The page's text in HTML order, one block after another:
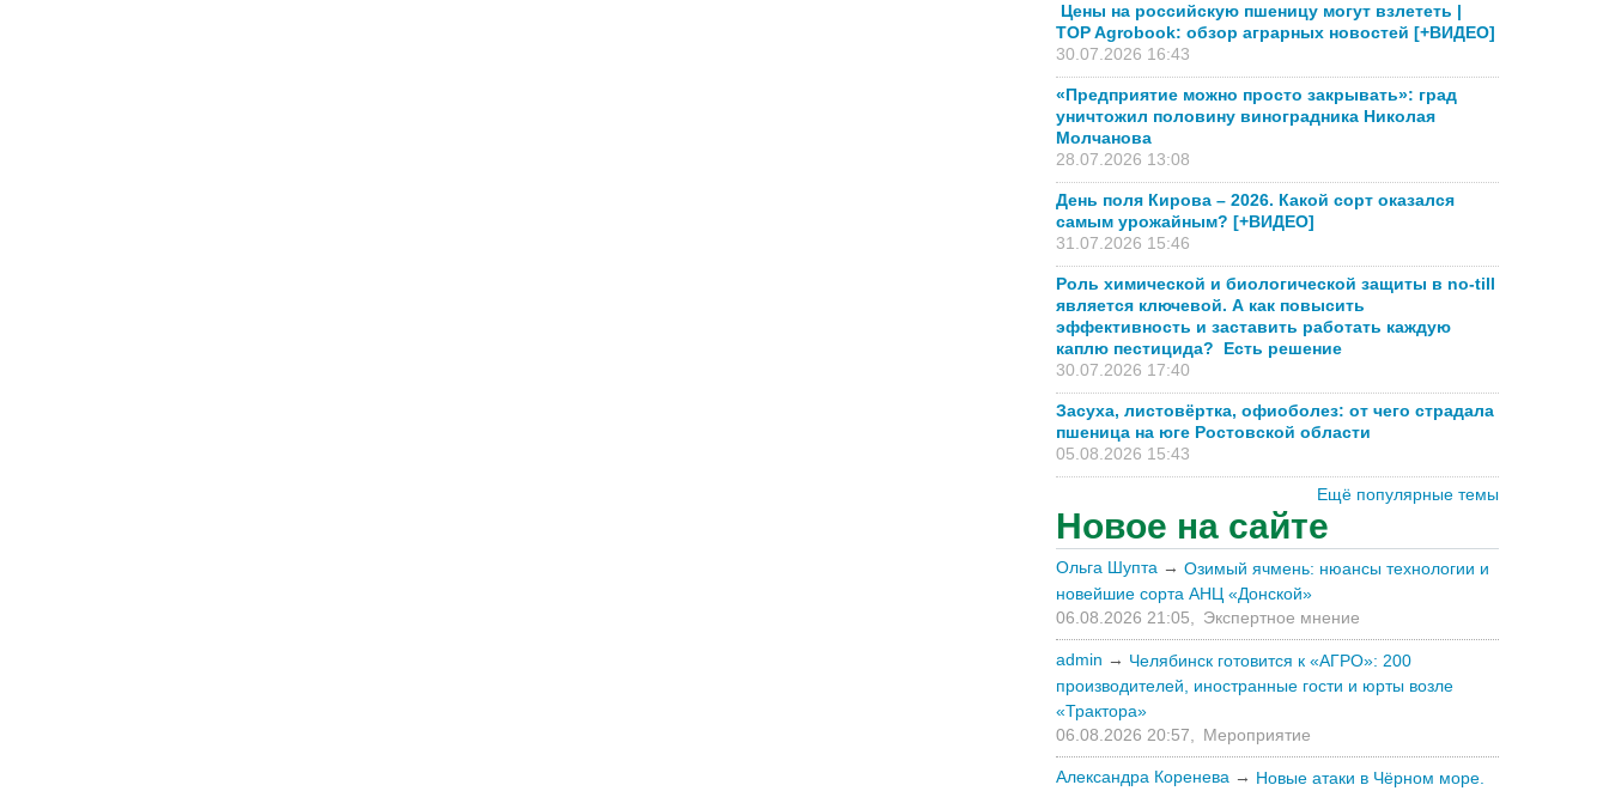
Цены на российскую пшеницу могут взлететь |
TOP Agrobook: обзор аграрных новостей [+ВИДЕО]
30.07.2026 16:43
«Предприятие можно просто закрывать»: град
уничтожил половину виноградника Николая
Молчанова
28.07.2026 13:08
День поля Кирова – 2026. Какой сорт оказался
самым урожайным? [+ВИДЕО]
31.07.2026 15:46
Роль химической и биологической защиты в no-till
является ключевой. А как повысить
эффективность и заставить работать каждую
каплю пестицида? Есть решение
30.07.2026 17:40
Засуха, листовёртка, офиоболез: от чего страдала
пшеница на юге Ростовской области
05.08.2026 15:43
Ещё популярные темы
Новое на сайте
Ольга Шупта → Озимый ячмень: нюансы технологии и
новейшие сорта АНЦ «Донской»
06.08.2026 21:05, Экспертное мнение
admin → Челябинск готовится к «АГРО»: 200
производителей, иностранные гости и юрты возле
«Трактора»
06.08.2026 20:57,
Мероприятие
Александра Коренева → Новые атаки в Чёрном море.